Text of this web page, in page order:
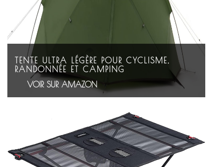
TENTE ULTRA LÉGÈRE POUR CYCLISME,
RANDONNÉE ET CAMPING
VOIR SUR AMAZON